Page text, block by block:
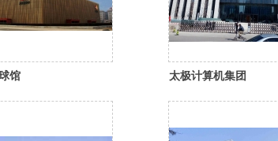
馆 太极计算机集团